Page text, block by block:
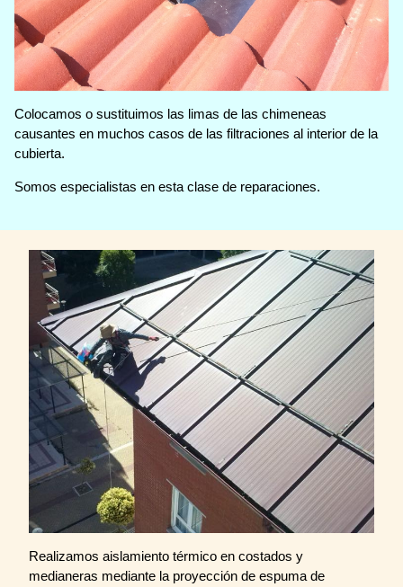
Colocamos o sustituimos las limas de las chimeneas
causantes en muchos casos de las filtraciones al interior de la
cubierta.
Somos especialistas en esta clase de reparaciones.
Realizamos aislamiento térmico en costados y
medianeras mediante la proyección de espuma de